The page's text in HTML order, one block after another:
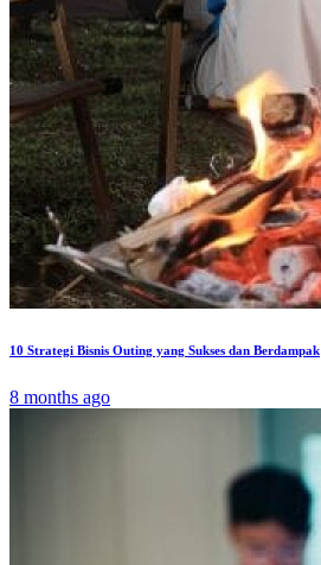
10 Strategi Bisnis Outing yang Sukses dan Berdampak
8 months ago